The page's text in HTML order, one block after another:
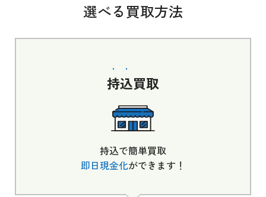
選べる買取方法
持込買取
持込で簡単買取
即日現金化ができます！